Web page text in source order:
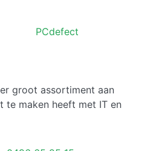
groot assortiment aan
te maken heeft met IT en